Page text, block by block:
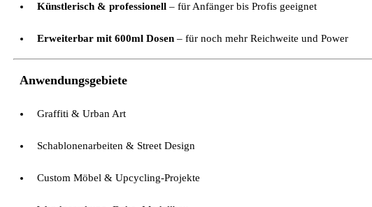
Künstlerisch & professionell – für Anfänger bis Profis geeignet
Erweiterbar mit 600ml Dosen – für noch mehr Reichweite und Power
Anwendungsgebiete
Graffiti & Urban Art
Schablonenarbeiten & Street Design
Custom Möbel & Upcycling-Projekte